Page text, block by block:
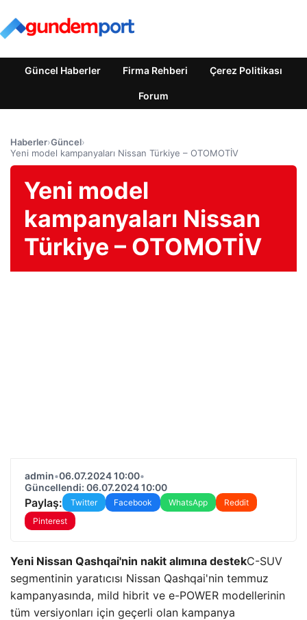
Güncel Haberler Firma Rehberi Çerez Politikası
Forum
Haberler›Güncel›
Yeni model kampanyaları Nissan Türkiye – OTOMOTİV
Yeni model
kampanyaları Nissan
Türkiye – OTOMOTİV
admin•06.07.2024 10:00•
Güncellendi: 06.07.2024 10:00
Paylaş: Twitter Facebook WhatsApp
Reddit
Pinterest
Yeni Nissan Qashqai'nin nakit alımına destekC-SUV
segmentinin yaratıcısı Nissan Qashqai'nin temmuz
kampanyasında, mild hibrit ve e-POWER modellerinin
tüm versiyonları için geçerli olan kampanya